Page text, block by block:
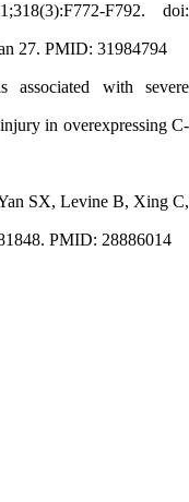
F792. doi:
27. PMID: 31984794
associated with severe
in overexpressing C-
SX, Levine B, Xing C,
PMID: 28886014